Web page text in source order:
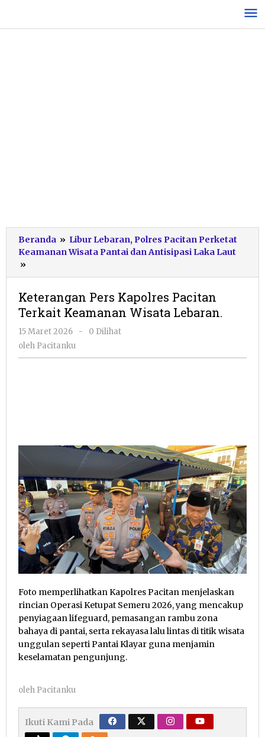
konten
Beranda » Libur Lebaran, Polres Pacitan Perketat
Keamanan Wisata Pantai dan Antisipasi Laka Laut
»
Pers
Pacitan
Terkait
Keamanan
Lebaran.
Keterangan Pers Kapolres Pacitan
Terkait Keamanan Wisata Lebaran.
15 Maret 2026
oleh
-
0 Dilihat
oleh Pacitanku
Foto memperlihatkan Kapolres Pacitan menjelaskan
rincian Operasi Ketupat Semeru 2026, yang mencakup
penyiagaan lifeguard, pemasangan rambu zona
bahaya di pantai, serta rekayasa lalu lintas di titik wisata
unggulan seperti Pantai Klayar guna menjamin
keselamatan pengunjung.
oleh Pacitanku
Ikuti Kami Pada